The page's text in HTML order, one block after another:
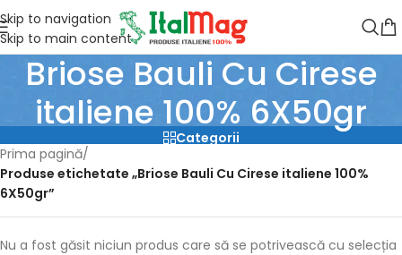
Skip to navigation
Skip to main content
Briose Bauli Cu Cirese
italiene 100% 6X50gr
Categorii
Prima pagină/
Produse etichetate „Briose Bauli Cu Cirese italiene 100%
6X50gr”
Nu a fost găsit niciun produs care să se potrivească cu selecția